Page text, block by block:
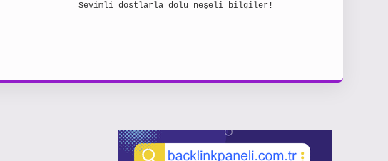
Sevimli dostlarla dolu neşeli bilgiler!